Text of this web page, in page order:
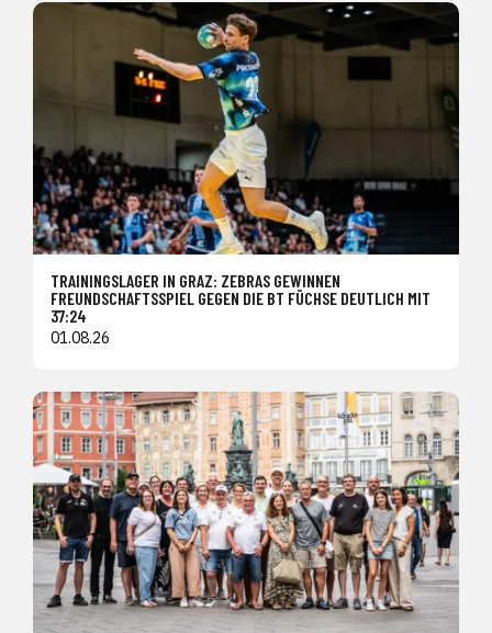
TRAININGSLAGER IN GRAZ: ZEBRAS GEWINNEN
FREUNDSCHAFTSSPIEL GEGEN DIE BT FÜCHSE DEUTLICH MIT
37:24
01.08.26